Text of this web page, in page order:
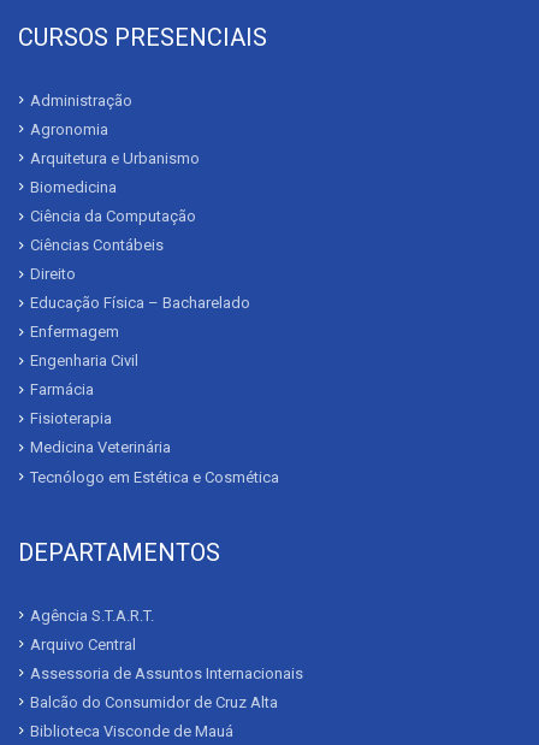
CURSOS PRESENCIAIS
Administração
Agronomia
Arquitetura e Urbanismo
Biomedicina
Ciência da Computação
Ciências Contábeis
Direito
Educação Física – Bacharelado
Enfermagem
Engenharia Civil
Farmácia
Fisioterapia
Medicina Veterinária
Tecnólogo em Estética e Cosmética
DEPARTAMENTOS
Agência S.T.A.R.T.
Arquivo Central
Assessoria de Assuntos Internacionais
Balcão do Consumidor de Cruz Alta
Biblioteca Visconde de Mauá